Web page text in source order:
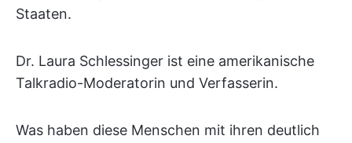
Staaten.
Dr. Laura Schlessinger ist eine amerikanische
Talkradio-Moderatorin und Verfasserin.
Was haben diese Menschen mit ihren deutlich